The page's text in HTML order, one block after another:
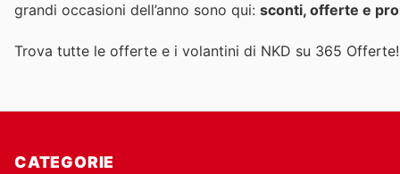
grandi occasioni dell’anno sono qui: sconti, offerte e
Trova tutte le offerte e i volantini di NKD su 365 Offerte!
CATEGORIE